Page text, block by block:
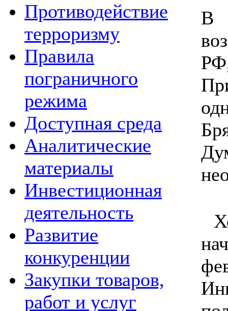
Противодействие
терроризму
Правила
пограничного
режима
Доступная среда
Аналитические
материалы
Инвестиционная
деятельность
Развитие
конкуренции
Закупки товаров,
работ и услуг
В